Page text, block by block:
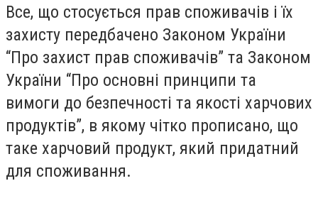
Все, що стосується прав споживачів і їх
захисту передбачено Законом України
“Про захист прав споживачів” та Законом
України “Про основні принципи та
вимоги до безпечності та якості харчових
продуктів”, в якому чітко прописано, що
таке харчовий продукт, який придатний
для споживання.